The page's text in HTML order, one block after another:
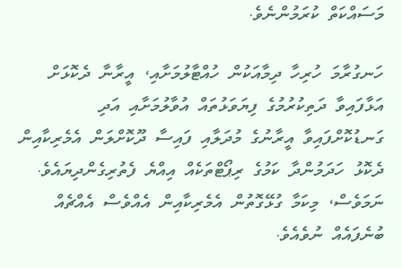
މަސައްކަތް ކުރަމުންނެވެ.
ހަނގުރާމަ ހުރިހާ ދިމާއަކުން ހުއްޓާލުމަށާއި، އީރާނާ ދެކޮޅަށް
އަޅާފައިވާ ދަތިކުރުމުގެ ފިޔަވަޅުތައް އުވާލުމަށާއި އަދި
ގަނޑުކޮށްފައިވާ އީރާނުގެ މުދަލާއި ފައިސާ ދޫކޮށްލަން އެމެރިކާއިން
ދެކޮޅު ހަދަމުންދާ ކަމުގެ ރިޕޯޓްތަކެއް އިއްޔެ ފެތުރިގެންދިޔައެވެ.
ނަމަވެސް، މިކަމާ ގުޅޭގޮތުން އެމެރިކާއިން އެއްވެސް އެއްޗެއް
ބުނެފައެއް ނުވެއެވެ.